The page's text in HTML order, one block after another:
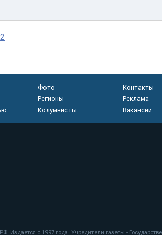
Фото
Регионы
Колумнисты
Контакты
Реклама
Вакансии
Издается с 1997 года. Учредители газеты -